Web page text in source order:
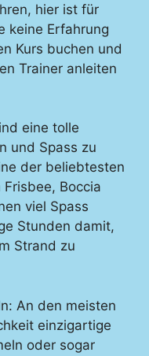
hier ist für
keine Erfahrung
Kurs buchen und
Trainer anleiten
eine tolle
und Spass zu
der beliebtesten
Boccia
viel Spass
Stunden damit,
Strand zu
An den meisten
einzigartige
oder sogar